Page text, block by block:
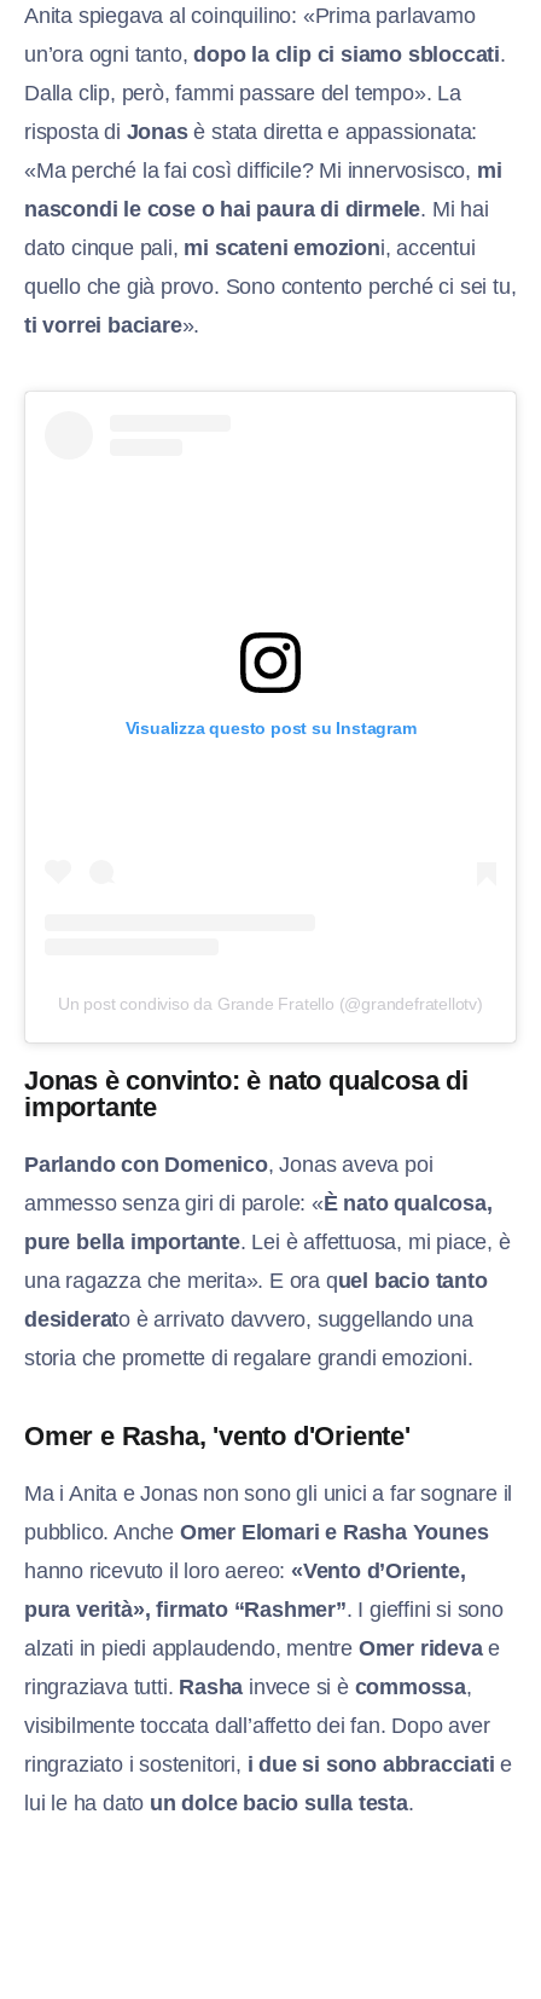
Anita spiegava al coinquilino: «Prima parlavamo
un’ora ogni tanto,dopo la clip ci siamo sbloccati.
Dalla clip, però, fammi passare del tempo». La
risposta di Jonasè stata diretta e appassionata:
«Ma perché la fai così difficile? Mi innervosisco, mi
nascondi le cose o hai paura di dirmele. Mi hai
dato cinque pali, mi scateni emozioni, accentui
quello che già provo. Sono contento perché ci sei tu,
ti vorrei baciare».
Visualizza questo post su Instagram
Un post condiviso da Grande Fratello (@grandefratellotv)
Jonas è convinto: è nato qualcosa di
importante
Parlando con Domenico, Jonas aveva poi
ammesso senza giri di parole: «È nato qualcosa,
pure bella importante. Lei è affettuosa, mi piace, è
una ragazza che merita». E ora quel bacio tanto
desiderato è arrivato davvero, suggellando una
storia che promette di regalare grandi emozioni.
Omer e Rasha, 'vento d'Oriente'
Ma i Anita e Jonas non sono gli unici a far sognare il
pubblico. Anche Omer Elomari e Rasha Younes
hanno ricevuto il loro aereo:«Vento d’Oriente,
pura verità», firmato “Rashmer”. I gieffini si sono
alzati in piedi applaudendo, mentre Omer ridevae
ringraziava tutti. Rasha invece si è commossa,
visibilmente toccata dall’affetto dei fan. Dopo aver
ringraziato i sostenitori, i due si sono abbracciati e
lui le ha dato un dolce bacio sulla testa.